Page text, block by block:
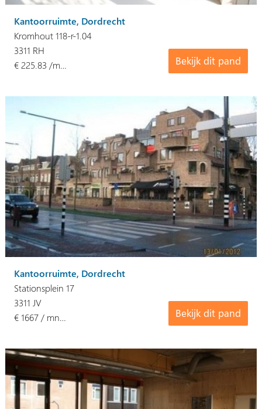
Kantoorruimte, Dordrecht
Kromhout 118-r-1.04
Bekijk dit pand
3311 RH
€ 225.83 /m…
Kantoorruimte, Dordrecht
Stationsplein 17
Bekijk dit pand
3311 JV
€ 1667 / mn…